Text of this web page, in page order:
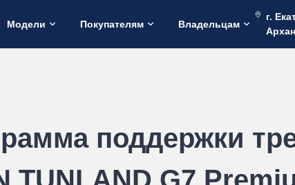
Модели Покупателям Владельцам
г.
поддержки